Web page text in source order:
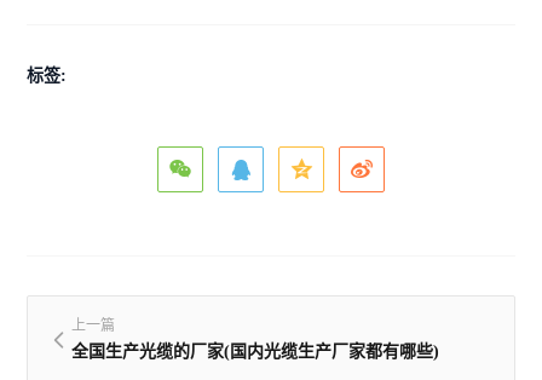
标签:
上一篇
全国生产光缆的厂家(国内光缆生产厂家都有哪些)